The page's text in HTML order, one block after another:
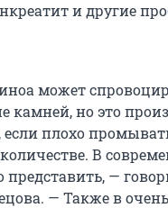
и другие
может
камней, но это
если плохо
В
представить, —
— Также в